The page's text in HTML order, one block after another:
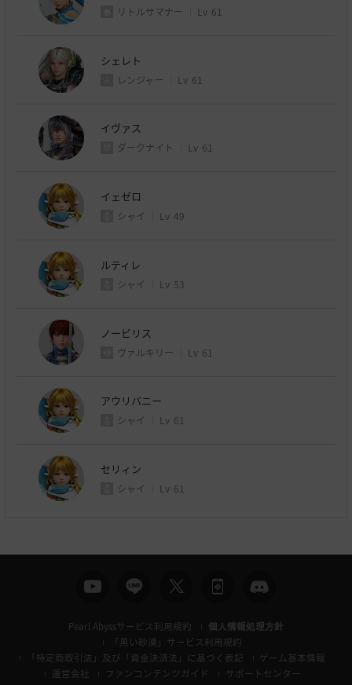
リトルサマナー Lv 61
シェレト
レンジャー Lv 61
イヴァス
ダークナイト Lv 61
イェゼロ
シャイ Lv 49
ルティレ
シャイ Lv 53
ノービリス
ヴァルキリー Lv 61
アウリバニー
シャイ Lv 61
セリィン
シャイ Lv 61
Pearl Abyssサービス利用規約
個人情報処理方針
「黒い砂漠」サービス利用規約
「特定商取引法」及び「資金決済法」に基づく表記
ゲーム基本情報
運営会社
ファンコンテンツガイド
サポートセンター